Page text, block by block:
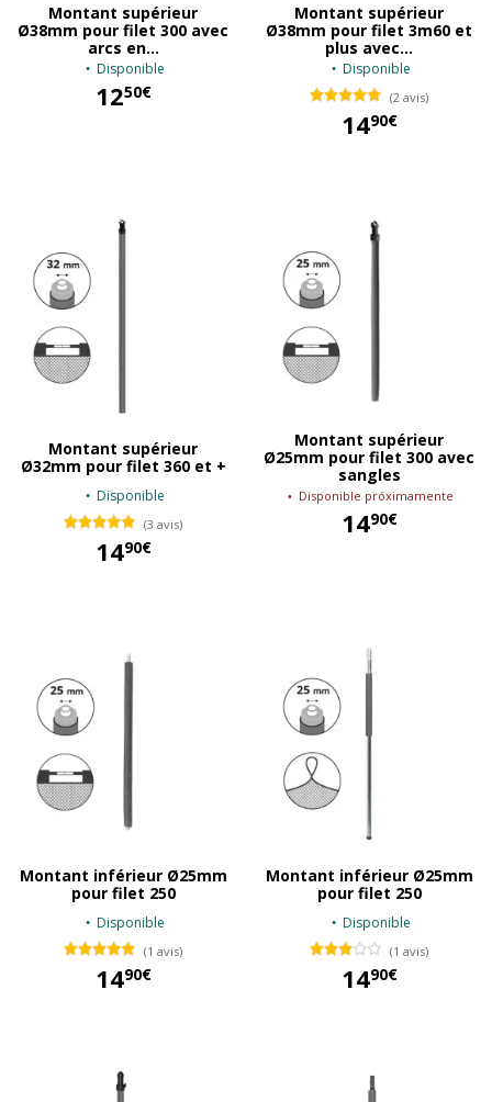
Montant supérieur
Ø38mm pour filet 300 avec
arcs en...
Disponible
1250€
Montant supérieur
Ø38mm pour filet 3m60 et
plus avec...
Disponible
(2 avis)
1490€
Montant supérieur
Ø32mm pour filet 360 et +
Disponible
(3 avis)
1490€
Montant supérieur
Ø25mm pour filet 300 avec
sangles
Disponible próximamente
1490€
Montant inférieur Ø25mm
pour filet 250
Disponible
(1 avis)
1490€
Montant inférieur Ø25mm
pour filet 250
Disponible
(1 avis)
1490€